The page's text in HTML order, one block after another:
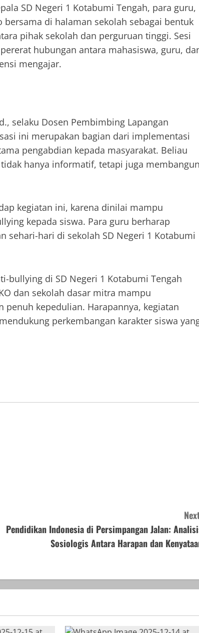
SD Negeri 1 Kotabumi Tengah, para guru,
bersama di halaman sekolah sebagai bentuk
pihak sekolah dan perguruan tinggi. Sesi
hubungan antara mahasiswa, guru,
mengajar.
selaku Dosen Pembimbing Lapangan
ini merupakan bagian dari implementasi
pengabdian kepada masyarakat. Beliau
hanya informatif, tetapi juga
kegiatan ini, karena dinilai mampu
kepada siswa. Para guru berharap
sehari-hari di sekolah SD Negeri 1 Kotabumi
bullying di SD Negeri 1 Kotabumi Tengah
dan sekolah dasar mitra mampu
kepedulian. Harapannya, kegiatan
perkembangan karakter siswa
Pendidikan Indonesia di Persimpangan Jalan:
Sosiologis Antara Harapan dan